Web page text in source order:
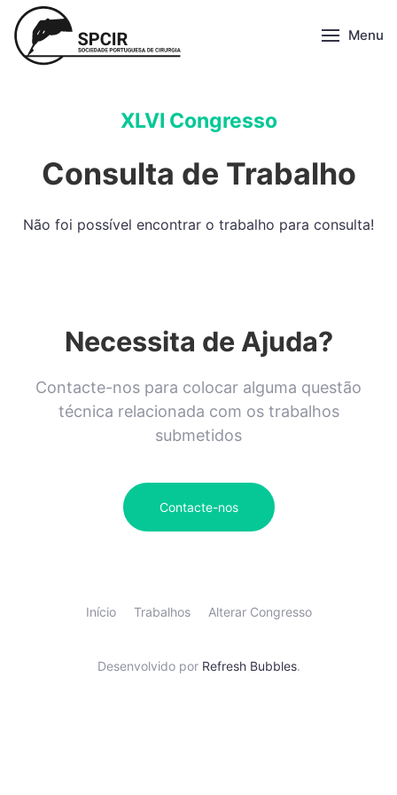
Menu
XLVI Congresso
Consulta de Trabalho
Não foi possível encontrar o trabalho para consulta!
Necessita de Ajuda?
Contacte-nos para colocar alguma questão
técnica relacionada com os trabalhos
submetidos
Contacte-nos
Início Trabalhos Alterar Congresso
Desenvolvido por Refresh Bubbles.